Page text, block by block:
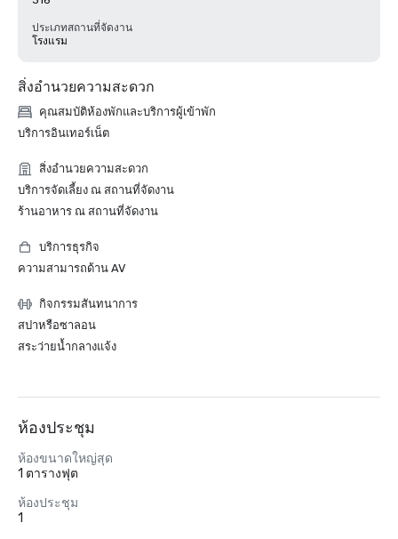
ประเภทสถานที่จัดงาน
โรงแรม
สิ่งอำนวยความสะดวก
คุณสมบัติห้องพักและบริการผู้เข้าพัก
บริการอินเทอร์เน็ต
สิ่งอำนวยความสะดวก
บริการจัดเลี้ยง ณ สถานที่จัดงาน
ร้านอาหาร ณ สถานที่จัดงาน
บริการธุรกิจ
ความสามารถด้าน AV
กิจกรรมสันทนาการ
สปาหรือซาลอน
สระว่ายน้ำกลางแจ้ง
ห้องประชุม
ห้องขนาดใหญ่สุด
1 ตารางฟุต
ห้องประชุม
1